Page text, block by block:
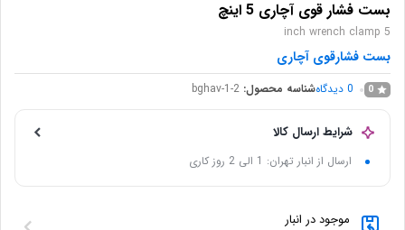
بست فشار قوی آچاری 5 اینچ
5 inch wrench clamp
بست فشارقوی آچاری
0
0 دیدگاهشناسه محصول: bghav-1-2
شرایط ارسال کالا
ارسال از انبار تهران: 1 الی 2 روز کاری
موجود در انبار